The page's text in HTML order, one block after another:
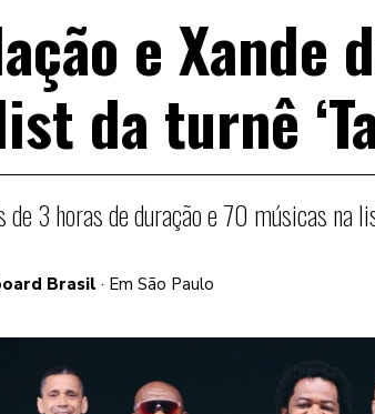
e Xande
da turnê
3 horas de duração e 70 músicas na
Brasil · Em São Paulo